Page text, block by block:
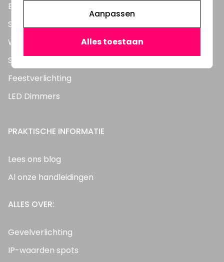
Bouwlampen
Straatlampen
Wandlampen
Solar verlichting
Feestverlichting
LED Dimmers
PRAKTISCHE INFORMATIE
Lees ons blog
Al onze handleidingen
ALLES OVER:
Gevelverlichting
IP-waarden spots
Aanpassen
Alles toestaan